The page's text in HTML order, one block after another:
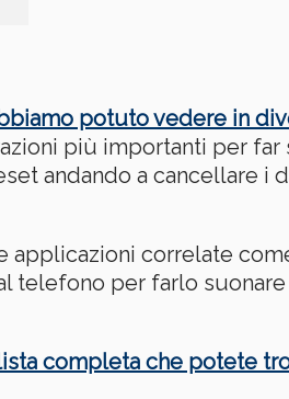
potuto vedere in
più importanti per far
andando a cancellare i
applicazioni correlate
telefono per farlo suonare
completa che potete